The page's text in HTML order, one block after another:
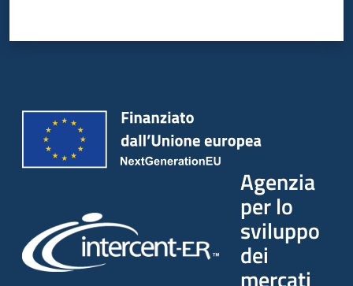
Agenzia
per lo
sviluppo
dei
mercati